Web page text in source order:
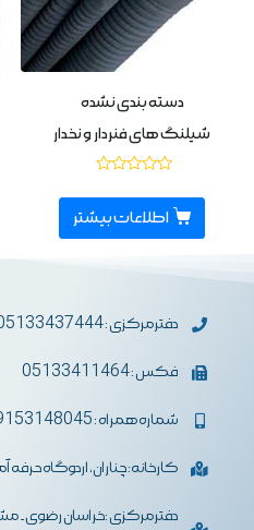
دسته بندی نشده
شیلنگ های فنردار و نخدار
0
از
5
اطلاعات بیشتر
دفترمرکزی : 05133437444
فکس : 05133411464
شماره همراه : 09153148045
کارخانه: چناران، اردوگاه حرفه
دفترمرکزی :خراسان رضوی-